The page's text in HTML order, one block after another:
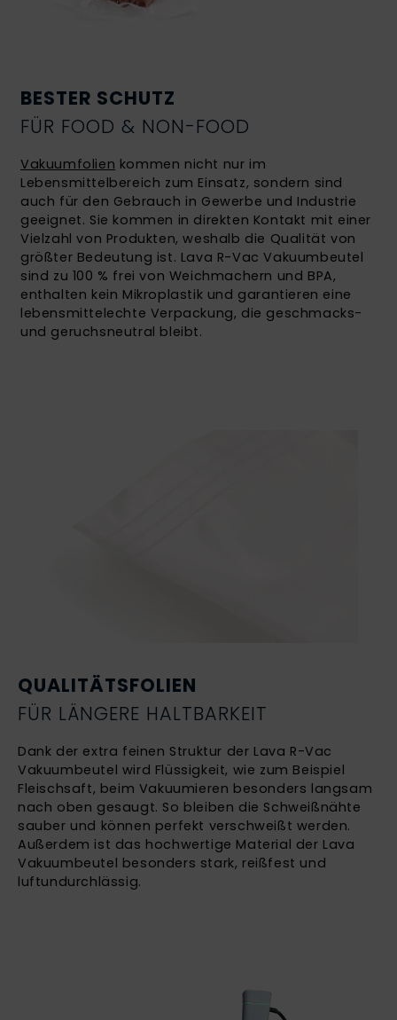
BESTER SCHUTZ
FÜR FOOD & NON-FOOD
Vakuumfolien kommen nicht nur im
Lebensmittelbereich zum Einsatz, sondern sind
auch für den Gebrauch in Gewerbe und Industrie
geeignet. Sie kommen in direkten Kontakt mit einer
Vielzahl von Produkten, weshalb die Qualität von
größter Bedeutung ist. Lava R-Vac Vakuumbeutel
sind zu 100 % frei von Weichmachern und BPA,
enthalten kein Mikroplastik und garantieren eine
lebensmittelechte Verpackung, die geschmacks-
und geruchsneutral bleibt.
QUALITÄTSFOLIEN
FÜR LÄNGERE HALTBARKEIT
Dank der extra feinen Struktur der Lava R-Vac
Vakuumbeutel wird Flüssigkeit, wie zum Beispiel
Fleischsaft, beim Vakuumieren besonders langsam
nach oben gesaugt. So bleiben die Schweißnähte
sauber und können perfekt verschweißt werden.
Außerdem ist das hochwertige Material der Lava
Vakuumbeutel besonders stark, reißfest und
luftundurchlässig.